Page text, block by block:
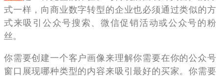
式一样，向商业数字转型的企业也必须通过类似的方
式来吸引公众号搜索、微信促销活动或公众号的粉
丝。
你需要创建一个客户画像来理解你需要在你的公众号
窗口展现哪种类型的内容来吸引最好的买家。你需要